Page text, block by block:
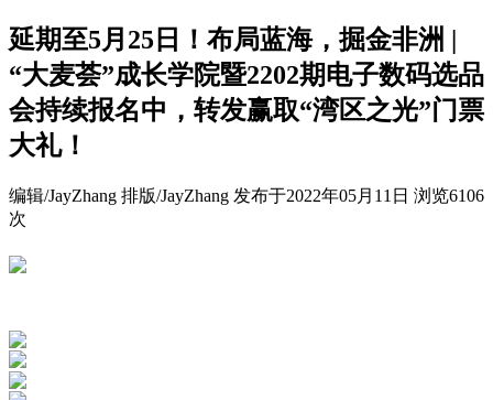
延期至5月25日！布局蓝海，掘金非洲 |
“大麦荟”成长学院暨2202期电子数码选品
会持续报名中，转发赢取“湾区之光”门票
大礼！
编辑/JayZhang 排版/JayZhang 发布于2022年05月11日 浏览6106
次